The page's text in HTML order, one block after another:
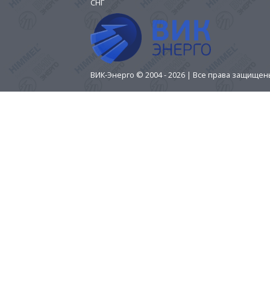
СНГ
ВИК-Энерго © 2004 - 2026 | Все права